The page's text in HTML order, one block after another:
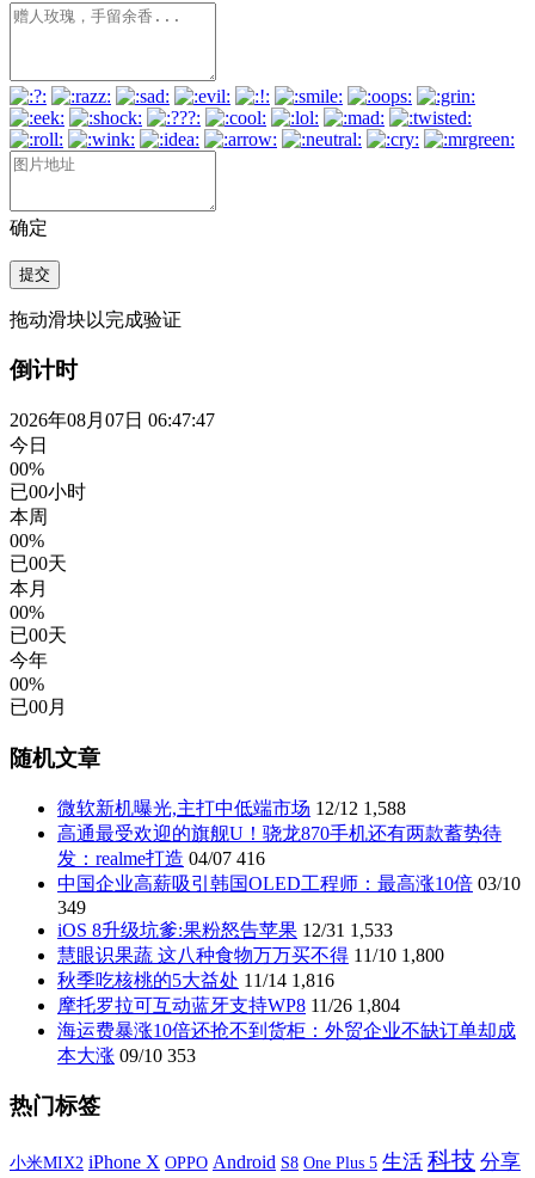
确定
提交
拖动滑块以完成验证
倒计时
2026年08月07日 06:47:48
今日
00%
已00小时
本周
00%
已00天
本月
00%
已00天
今年
00%
已00月
随机文章
微软新机曝光,主打中低端市场 12/12 1,588
高通最受欢迎的旗舰U！骁龙870手机还有两款蓄势待
发：realme打造 04/07 416
中国企业高薪吸引韩国OLED工程师：最高涨10倍 03/10
349
iOS 8升级坑爹:果粉怒告苹果 12/31 1,533
慧眼识果蔬 这八种食物万万买不得 11/10 1,800
秋季吃核桃的5大益处 11/14 1,816
摩托罗拉可互动蓝牙支持WP8 11/26 1,804
海运费暴涨10倍还抢不到货柜：外贸企业不缺订单却成
本大涨 09/10 353
热门标签
小米MIX2 iPhone X OPPO Android S8 One Plus 5 生活 科技 分享